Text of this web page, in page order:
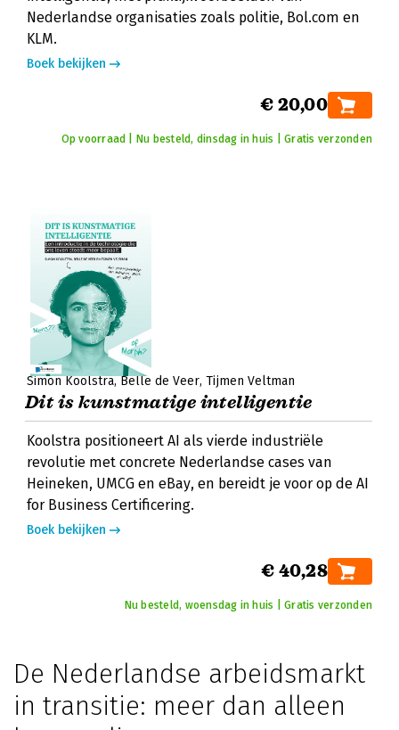
Nederlandse organisaties zoals politie, Bol.com en
KLM.
Boek bekijken
€ 20,00
Op voorraad | Nu besteld, dinsdag in huis | Gratis verzonden
Simon Koolstra Belle de Veer Tijmen Veltman
Dit is kunstmatige intelligentie
Koolstra positioneert AI als vierde industriële
revolutie met concrete Nederlandse cases van
Heineken, UMCG en eBay, en bereidt je voor op de AI
for Business Certificering.
Boek bekijken
€ 40,28
Nu besteld, woensdag in huis | Gratis verzonden
De Nederlandse arbeidsmarkt
in transitie: meer dan alleen